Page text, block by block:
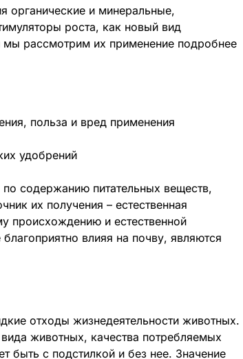
органические и минеральные,
роста, как новый вид
мы рассмотрим их применение подробнее
удобрений
содержанию питательных веществ,
их получения – естественная
происхождению и естественной
влияя на почву, являются
отходы жизнедеятельности животных.
вида животных, качества потребляемых
быть с подстилкой и без нее. Значение